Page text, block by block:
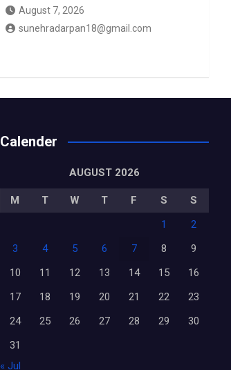
August 7, 2026
sunehradarpan18@gmail.com
Calender
AUGUST 2026
M T W T F S
S
1
2
3
4 5 6 7 8
9
10
11 12 13 14 15
16
17
18 19 20 21 22
23
24
25 26 27 28 29
30
31
« Jul